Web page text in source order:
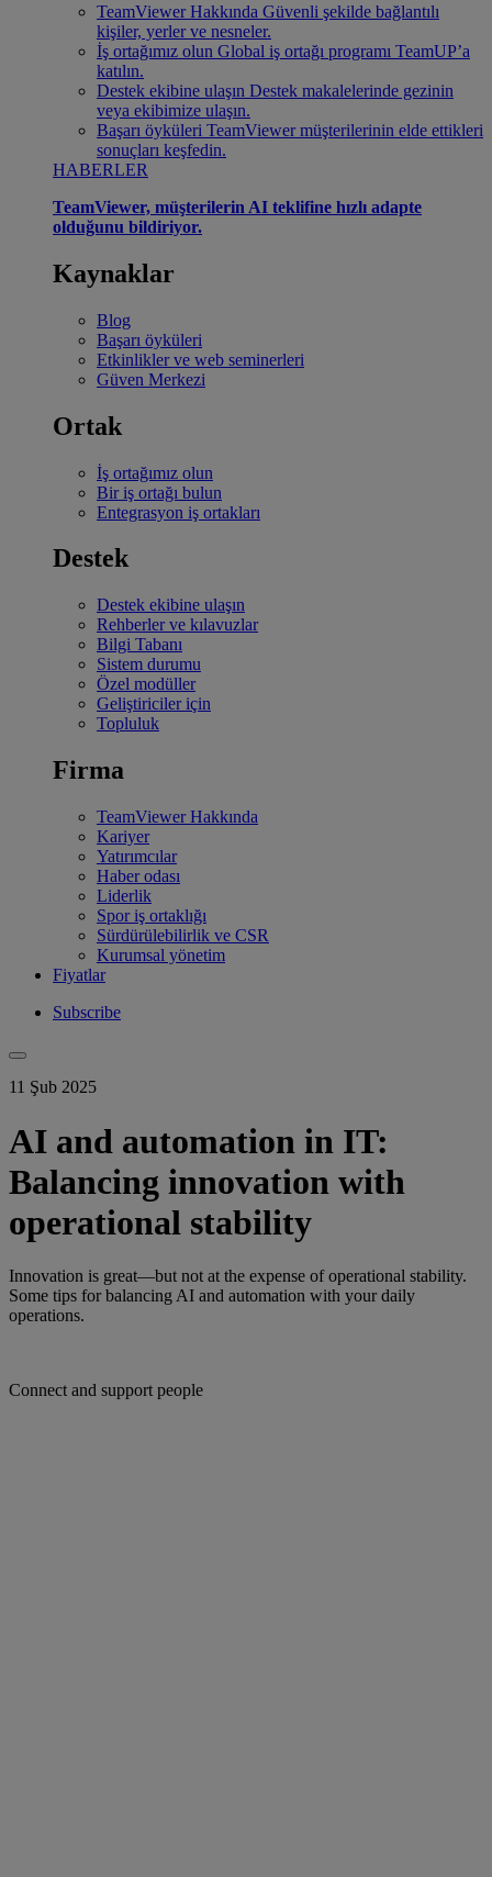
TeamViewer Hakkında Güvenli şekilde bağlantılı
kişiler, yerler ve nesneler.
İş ortağımız olun Global iş ortağı programı TeamUP’a
katılın.
Destek ekibine ulaşın Destek makalelerinde gezinin
veya ekibimize ulaşın.
Başarı öyküleri TeamViewer müşterilerinin elde ettikleri
sonuçları keşfedin.
HABERLER
TeamViewer, müşterilerin AI teklifine hızlı adapte
olduğunu bildiriyor.
Kaynaklar
Blog
Başarı öyküleri
Etkinlikler ve web seminerleri
Güven Merkezi
Ortak
İş ortağımız olun
Bir iş ortağı bulun
Entegrasyon iş ortakları
Destek
Destek ekibine ulaşın
Rehberler ve kılavuzlar
Bilgi Tabanı
Sistem durumu
Özel modüller
Geliştiriciler için
Topluluk
Firma
TeamViewer Hakkında
Kariyer
Yatırımcılar
Haber odası
Liderlik
Spor iş ortaklığı
Sürdürülebilirlik ve CSR
Kurumsal yönetim
Fiyatlar
Subscribe
11 Şub 2025
AI and automation in IT:
Balancing innovation with
operational stability
Innovation is great—but not at the expense of operational stability.
Some tips for balancing AI and automation with your daily
operations.
Connect and support people